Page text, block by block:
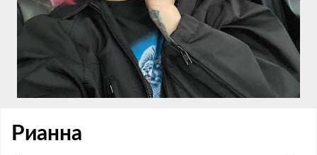
Рианна